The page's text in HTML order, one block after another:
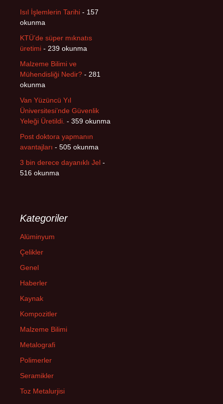
Isıl İşlemlerin Tarihi - 157
okunma
KTÜ’de süper mıknatıs
üretimi - 239 okunma
Malzeme Bilimi ve
Mühendisliği Nedir? - 281
okunma
Van Yüzüncü Yıl
Üniversitesi’nde Güvenlik
Yeleği Üretildi. - 359 okunma
Post doktora yapmanın
avantajları - 505 okunma
3 bin derece dayanıklı Jel -
516 okunma
Kategoriler
Alüminyum
Çelikler
Genel
Haberler
Kaynak
Kompozitler
Malzeme Bilimi
Metalografi
Polimerler
Seramikler
Toz Metalurjisi